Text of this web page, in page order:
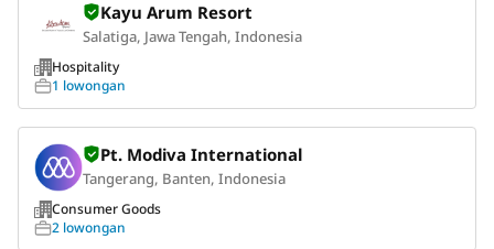
Kayu Arum Resort
Salatiga, Jawa Tengah, Indonesia
Hospitality
1 lowongan
Pt. Modiva International
Tangerang, Banten, Indonesia
Consumer Goods
2 lowongan